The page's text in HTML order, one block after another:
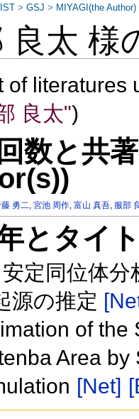
良太 様
of literatures
良太")
数と共
藤 勇二,宮池 周作,富山 真吾, 服部
とタイ
定同位体
源の推定
of the
Area
[Net]
>GSJ > MIYAGI(the Author)